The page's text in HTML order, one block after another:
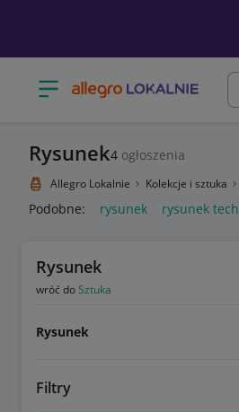
Otwórz menu z kategoriami
Rysunek4 ogłoszenia
Allegro Lokalnie Kolekcje i sztuka
Podobne: rysunek rysunek
Rysunek
wróć doSztuka
Rysunek
Filtry